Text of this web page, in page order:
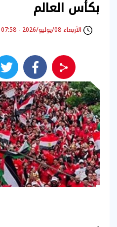
بكأس العالم
الأربعاء 08/يوليو/2026 - 07:58 م